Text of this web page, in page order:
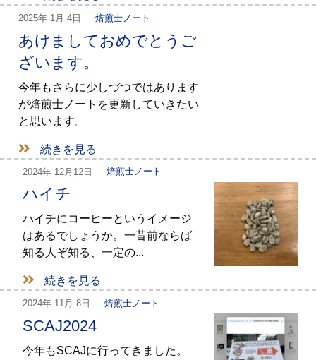
2025年 1月 4日 焙煎士ノート
あけましておめでとうご
ざいます。
今年もさらに少しづつではあります
が焙煎士ノートを更新していきたい
と思います。
続きを見る
2024年 12月12日 焙煎士ノート
ハイチ
ハイチにコーヒーというイメージ
はあるでしょうか。一昔前ならば
知る人ぞ知る、一定の...
続きを見る
2024年 11月 8日 焙煎士ノート
SCAJ2024
今年もSCAJに行ってきました。